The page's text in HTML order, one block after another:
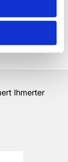
Ihmerter